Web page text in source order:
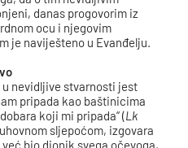
danas progovorim iz
ocu i njegovim
je naviješteno u Evanđelju.
nevidljive stvarnosti jest
pripada kao baštinicima
koji mi pripada“ (Lk
sljepoćom, izgovara
bio dionik svega očevoga,